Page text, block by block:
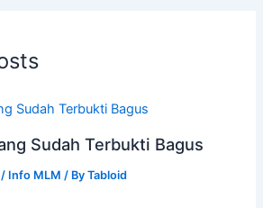
Sudah Terbukti Bagus
/ Info MLM / ByTabloid